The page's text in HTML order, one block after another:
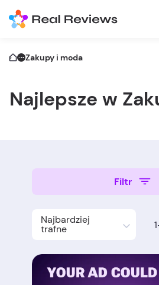
Zakupy i moda
Najlepsze w
Filtr
Najbardziej
trafne